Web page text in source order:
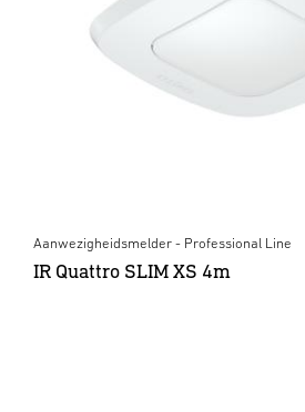
Aanwezigheidsmelder - Professional Line
IR Quattro SLIM XS 4m